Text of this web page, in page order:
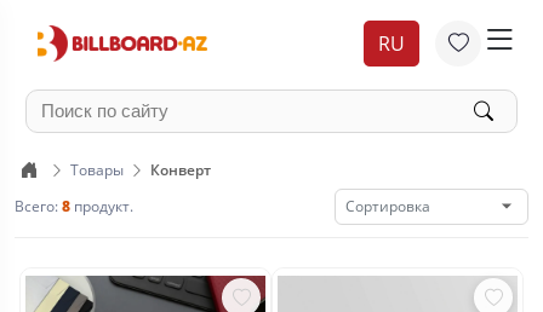
RU
Товары
Конверт
Всего:8 продукт.